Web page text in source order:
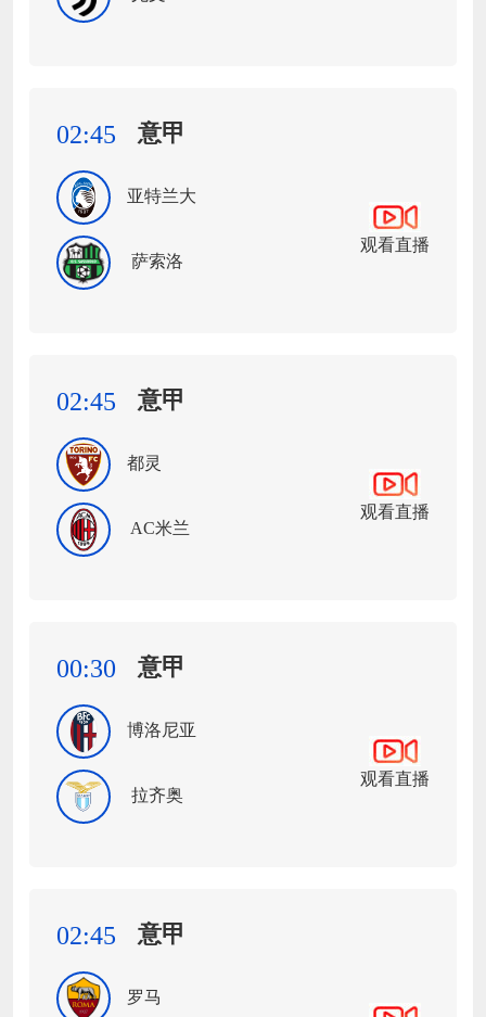
02:45 意甲
亚特兰大
萨索洛
观看直播
02:45 意甲
都灵
AC米兰
观看直播
00:30 意甲
博洛尼亚
拉齐奥
观看直播
02:45 意甲
罗马